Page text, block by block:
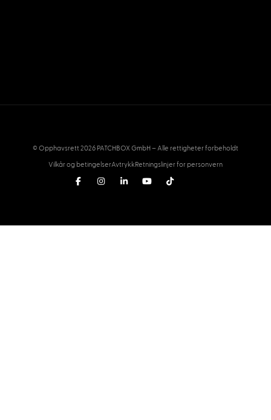
© Opphavsrett 2026 PATCHBOX GmbH – Alle rettigheter forbeholdt
Vilkår og betingelserAvtrykkRetningslinjer for personvern